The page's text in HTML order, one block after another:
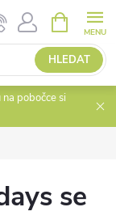
HLEDAT
NÁKUPNÍ
KOŠÍK
pobočce si
se